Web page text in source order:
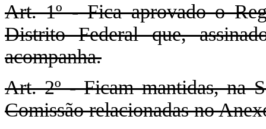
Art. 1º - Fica aprovado o
Distrito Federal que,
acompanha.
Art. 2º - Ficam mantidas, na
Comissão relacionadas no